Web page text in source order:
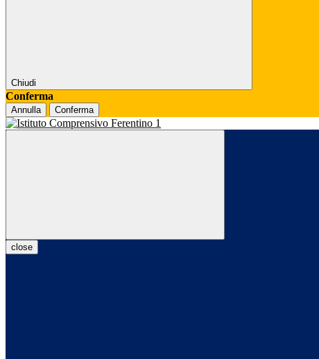
Chiudi
Conferma
Annulla Conferma
close